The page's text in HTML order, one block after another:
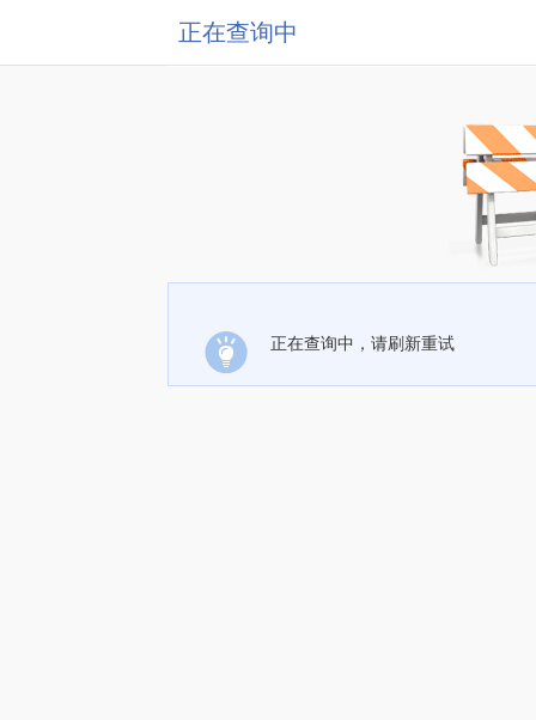
正在查询中
正在查询中，请刷新重试